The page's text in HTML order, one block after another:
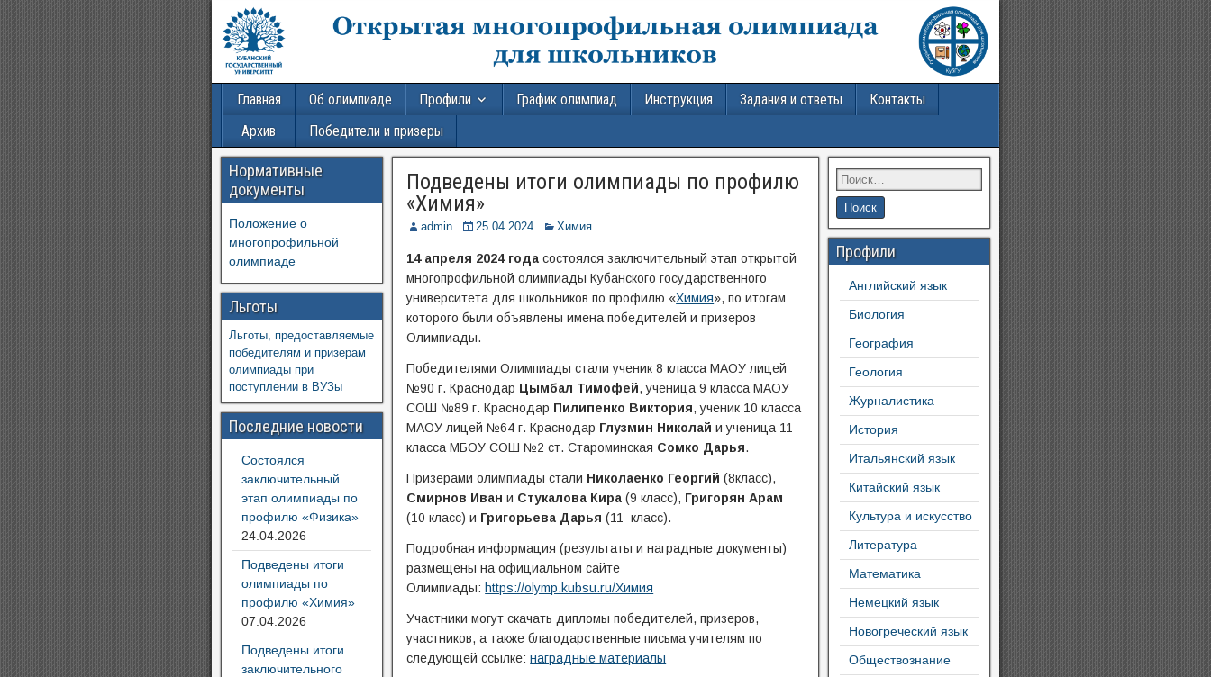
Главная Об олимпиаде Профили График олимпиад Инструкция Задания и ответы
Контакты
Архив
Победители и призеры
Подведены итоги олимпиады по профилю
«Химия»
admin 25.04.2024 Химия
14 апреля 2024 года состоялся заключительный этап открытой
многопрофильной олимпиады Кубанского государственного
университета для школьников по профилю «Химия», по итогам
которого были объявлены имена победителей и призеров
Олимпиады.
Победителями Олимпиады стали ученик 8 класса МАОУ лицей
№90 г. Краснодар Цымбал Тимофей, ученица 9 класса МАОУ
СОШ №89 г. Краснодар Пилипенко Виктория, ученик 10 класса
МАОУ лицей №64 г. Краснодар Глузмин Николай и ученица 11
класса МБОУ СОШ №2 ст. Староминская Сомко Дарья.
Призерами олимпиады стали Николаенко Георгий (8класс),
Смирнов Иван и Стукалова Кира (9 класс), Григорян Арам
(10 класс) и Григорьева Дарья (11 класс).
Подробная информация (результаты и наградные документы)
размещены на официальном сайте
Олимпиады: https://olymp.kubsu.ru/Химия
Участники могут скачать дипломы победителей, призеров,
участников, а также благодарственные письма учителям по
следующей ссылке:наградные материалы
Нормативные
документы
Положение о
многопрофильной
олимпиаде
Льготы
Льготы, предоставляемые
победителям и призерам
олимпиады при
поступлении в ВУЗы
Последние новости
Состоялся
заключительный
этап олимпиады по
профилю «Физика»
24.04.2026
Подведены итоги
олимпиады по
профилю «Химия»
07.04.2026
Подведены итоги
заключительного
Профили
Английский язык
Биология
География
Геология
Журналистика
История
Итальянский язык
Китайский язык
Культура и искусство
Литература
Математика
Немецкий язык
Новогреческий язык
Обществознание